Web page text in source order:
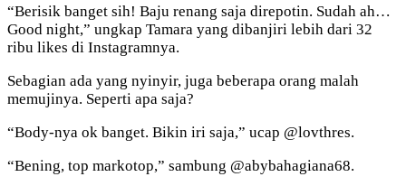
“Berisik banget sih! Baju renang saja direpotin. Sudah ah…
Good night,” ungkap Tamara yang dibanjiri lebih dari 32
ribu likes di Instagramnya.
Sebagian ada yang nyinyir, juga beberapa orang malah
memujinya. Seperti apa saja?
“Body-nya ok banget. Bikin iri saja,” ucap @lovthres.
“Bening, top markotop,” sambung @abybahagiana68.